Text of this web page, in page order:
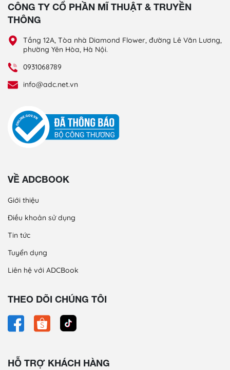
CÔNG TY CỔ PHẦN MĨ THUẬT & TRUYỀN
THÔNG
Tầng 12A, Tòa nhà Diamond Flower, đường Lê Văn Lương,
phường Yên Hòa, Hà Nội.
0931068789
info@adc.net.vn
VỀ ADCBOOK
Giới thiệu
Điều khoản sử dụng
Tin tức
Tuyển dụng
Liên hệ với ADCBook
THEO DÕI CHÚNG TÔI
HỖ TRỢ KHÁCH HÀNG